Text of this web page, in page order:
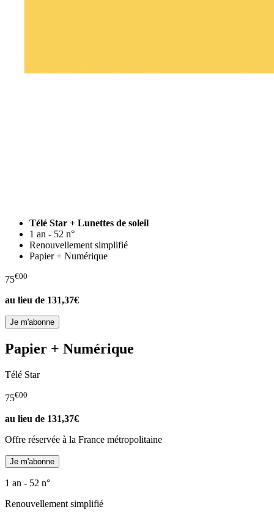
Télé Star + Lunettes de soleil
1 an - 52 n°
Renouvellement simplifié
Papier + Numérique
75€00
au lieu de 131,37€
Papier + Numérique
Télé Star
75€00
au lieu de 131,37€
Offre réservée à la France métropolitaine
1 an - 52 n°
Renouvellement simplifié